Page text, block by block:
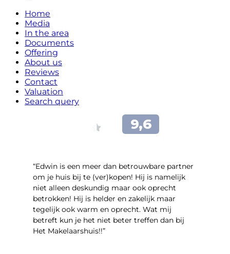
Home
Media
In the area
Documents
Offering
About us
Reviews
Contact
Valuation
Search query
“Edwin is een meer dan betrouwbare partner
om je huis bij te (ver)kopen! Hij is namelijk
niet alleen deskundig maar ook oprecht
betrokken! Hij is helder en zakelijk maar
tegelijk ook warm en oprecht. Wat mij
betreft kun je het niet beter treffen dan bij
Het Makelaarshuis!!”